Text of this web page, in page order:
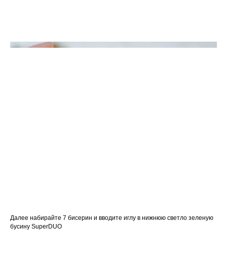
Далее набирайте 7 бисерин и вводите иглу в нижнюю светло зеленую
бусину SuperDUO